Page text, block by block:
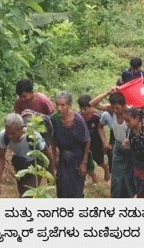
ಮತ್ತು ನಾಗರಿಕ ಪಡೆಗಳ
ಪ್ರಜೆಗಳು ಮಣಿಪುರದ